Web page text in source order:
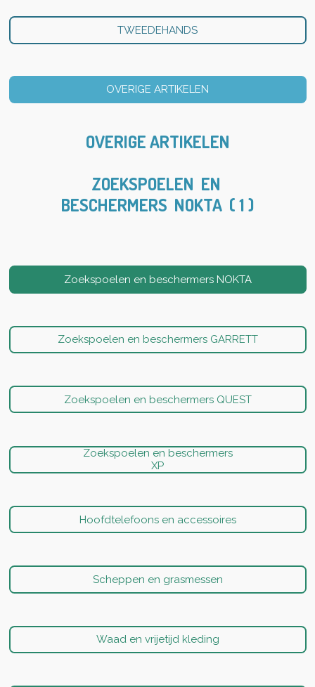
TWEEDEHANDS
OVERIGE ARTIKELEN
OVERIGE ARTIKELEN
ZOEKSPOELEN EN
BESCHERMERS NOKTA ( 1 )
Zoekspoelen en beschermers NOKTA
Zoekspoelen en beschermers GARRETT
Zoekspoelen en beschermers QUEST
Zoekspoelen en beschermers
XP
Hoofdtelefoons en accessoires
Scheppen en grasmessen
Waad en vrijetijd kleding